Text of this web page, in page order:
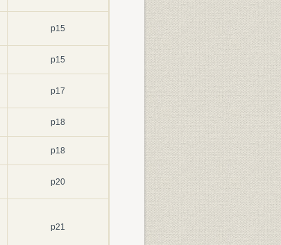
p15
p15
p17
p18
p18
p20
p21